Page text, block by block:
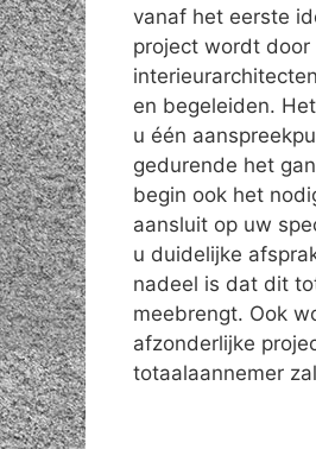
vanaf het eerste
project wordt door
en begeleiden.
u één
gedurende het
begin ook het
aansluit op uw
u duidelijke
nadeel is dat dit
meebrengt. Ook
afzonderlijke
totaalaannemer